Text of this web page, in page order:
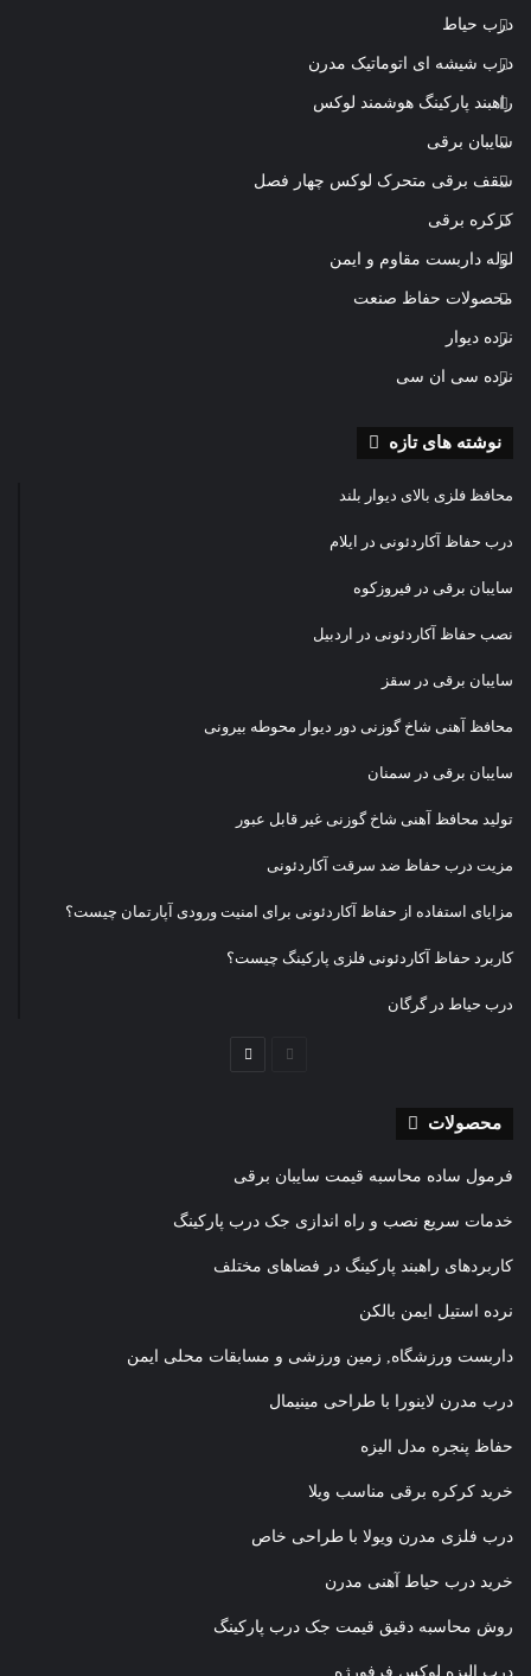
درب حیاط
درب شیشه ای اتوماتیک مدرن
راهبند پارکینگ هوشمند لوکس
سایبان برقی
سقف برقی متحرک لوکس چهار فصل
کرکره برقی
لوله داربست مقاوم و ایمن
محصولات حفاظ صنعت
نرده دیوار
نرده سی ان سی
نوشته های تازه
محافظ فلزی بالای دیوار بلند
درب حفاظ آکاردئونی در ایلام
سایبان برقی در فیروزکوه
نصب حفاظ آکاردئونی در اردبیل
سایبان برقی در سقز
محافظ آهنی شاخ گوزنی دور دیوار محوطه بیرونی
سایبان برقی در سمنان
تولید محافظ آهنی شاخ گوزنی غیر قابل عبور
مزیت درب حفاظ ضد سرقت آکاردئونی
مزایای استفاده از حفاظ آکاردئونی برای امنیت ورودی آپارتمان چیست؟
کاربرد حفاظ آکاردئونی فلزی پارکینگ چیست؟
درب حیاط در گرگان
صفحه
محصولات
فرمول ساده محاسبه قیمت سایبان برقی
خدمات سریع نصب و راه اندازی جک درب پارکینگ
کاربردهای راهبند پارکینگ در فضاهای مختلف
نرده استیل ایمن بالکن
داربست ورزشگاه, زمین ورزشی و مسابقات محلی ایمن
درب مدرن لاینورا با طراحی مینیمال
حفاظ پنجره مدل الیزه
خرید کرکره برقی مناسب ویلا
درب فلزی مدرن ویولا با طراحی خاص
خرید درب حیاط آهنی مدرن
روش محاسبه دقیق قیمت جک درب پارکینگ
درب الیزه لوکس فرفورژه